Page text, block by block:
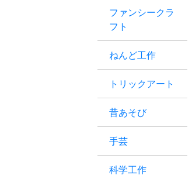
ファンシークラ
フト
ねんど工作
トリックアート
昔あそび
手芸
科学工作